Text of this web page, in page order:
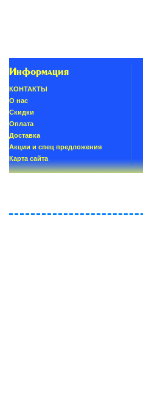
Информация
КОНТАКТЫ
О нас
Скидки
Oплатa
Доставка
Акции и спец предложения
Карта сайта